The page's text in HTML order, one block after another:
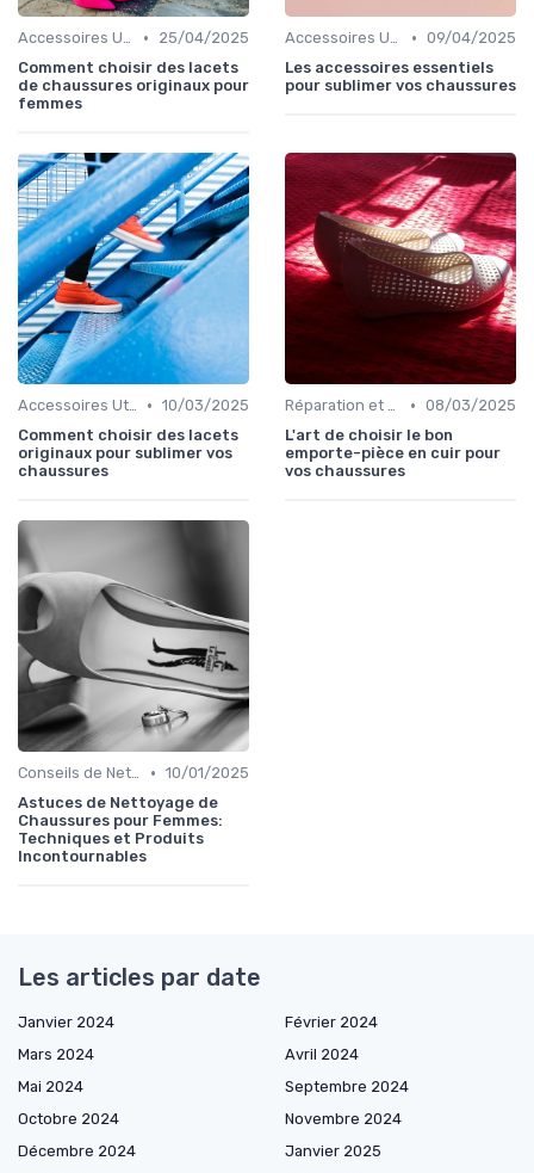
Accessoires Utiles •
25/04/2025
Comment choisir des lacets
de chaussures originaux pour
femmes
Accessoires Utiles • 09/04/2025
Les accessoires essentiels
pour sublimer vos chaussures
Accessoires Utiles • 10/03/2025
Comment choisir des lacets
originaux pour sublimer vos
chaussures
Réparation et Restauration • 08/03/2025
L'art de choisir le bon
emporte-pièce en cuir pour
vos chaussures
Conseils de Nettoyage • 10/01/2025
Astuces de Nettoyage de
Chaussures pour Femmes:
Techniques et Produits
Incontournables
Les articles par date
Janvier 2024
Février 2024
Mars 2024
Avril 2024
Mai 2024
Septembre 2024
Octobre 2024
Novembre 2024
Décembre 2024
Janvier 2025